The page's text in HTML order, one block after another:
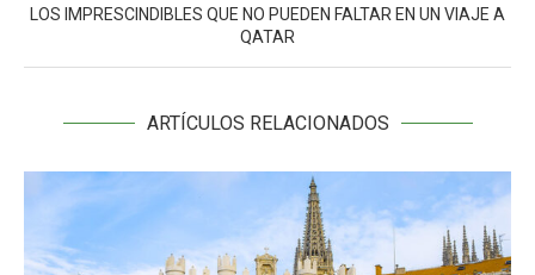
LOS IMPRESCINDIBLES QUE NO PUEDEN FALTAR EN UN VIAJE A
QATAR
ARTÍCULOS RELACIONADOS